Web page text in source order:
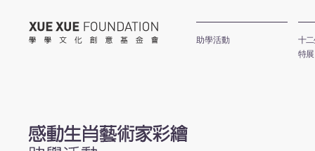
助學活動
十二
特展